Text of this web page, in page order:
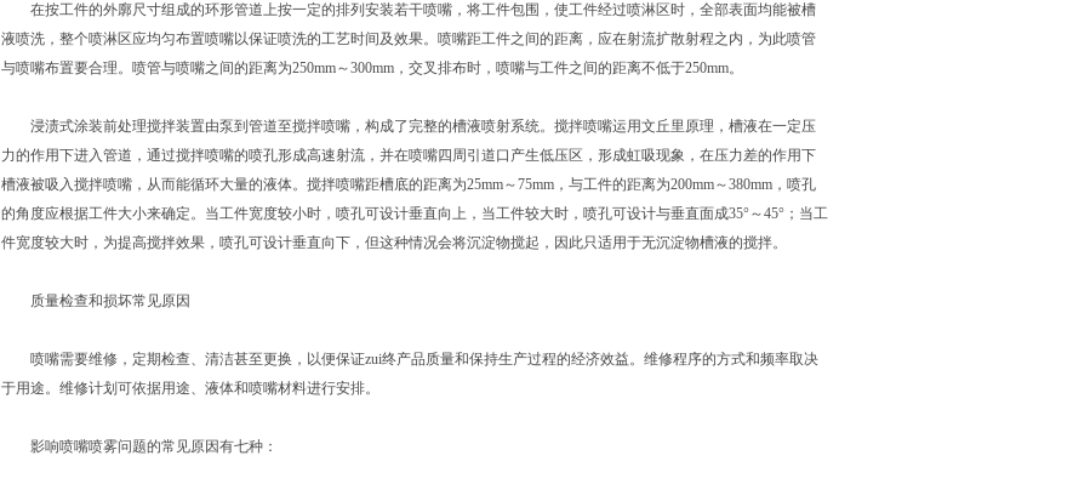
在按工件的外廓尺寸组成的环形管道上按一定的排列安装若干喷嘴，将工件包围，使工件经过喷淋区时，全部表面均能被槽
液喷洗，整个喷淋区应均匀布置喷嘴以保证喷洗的工艺时间及效果。喷嘴距工件之间的距离，应在射流扩散射程之内，为此喷管
与喷嘴布置要合理。喷管与喷嘴之间的距离为250mm～300mm，交叉排布时，喷嘴与工件之间的距离不低于250mm。
浸渍式涂装前处理搅拌装置由泵到管道至搅拌喷嘴，构成了完整的槽液喷射系统。搅拌喷嘴运用文丘里原理，槽液在一定压
力的作用下进入管道，通过搅拌喷嘴的喷孔形成高速射流，并在喷嘴四周引道口产生低压区，形成虹吸现象，在压力差的作用下
槽液被吸入搅拌喷嘴，从而能循环大量的液体。搅拌喷嘴距槽底的距离为25mm～75mm，与工件的距离为200mm～380mm，喷孔
的角度应根据工件大小来确定。当工件宽度较小时，喷孔可设计垂直向上，当工件较大时，喷孔可设计与垂直面成35°～45°；当工
件宽度较大时，为提高搅拌效果，喷孔可设计垂直向下，但这种情况会将沉淀物搅起，因此只适用于无沉淀物槽液的搅拌。
质量检查和损坏常见原因
喷嘴需要维修，定期检查、清洁甚至更换，以便保证zui终产品质量和保持生产过程的经济效益。维修程序的方式和频率取决
于用途。维修计划可依据用途、液体和喷嘴材料进行安排。
影响喷嘴喷雾问题的常见原因有七种：